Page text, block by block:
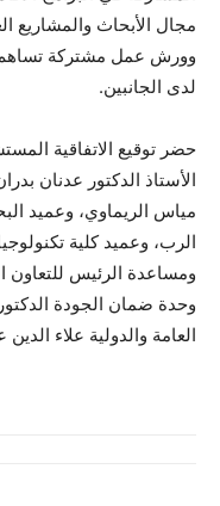
مجال الأبحاث والمشاريع
وورش عمل مشتركة تساهم
لدى الجانبين.
حضر توقيع الاتفاقية
الأستاذ الدكتور عدنان
مياس الريماوي، وعميد
الرب، وعميد كلية
ومساعدة الرئيس للتعاون
وحدة ضمان الجودة
العامة والدولية علاء